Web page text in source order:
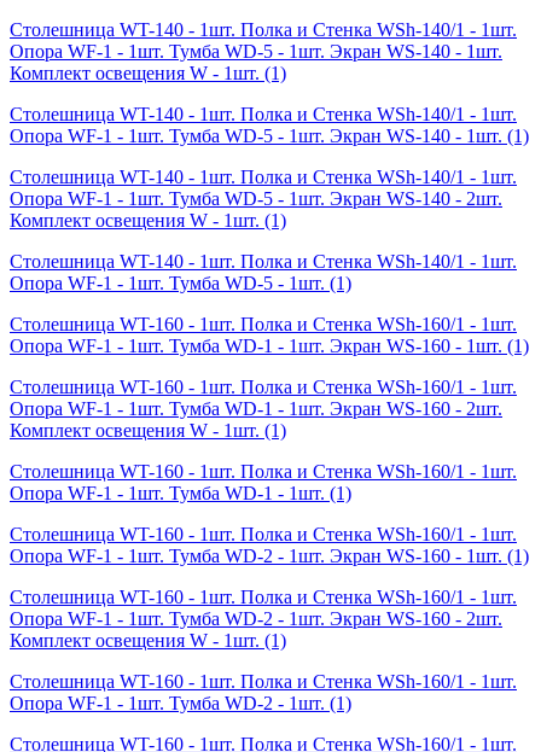
Столешница WT-140 - 1шт. Полка и Стенка WSh-140/1 - 1шт.
Опора WF-1 - 1шт. Тумба WD-5 - 1шт. Экран WS-140 - 1шт.
Комплект освещения W - 1шт. (1)
Столешница WT-140 - 1шт. Полка и Стенка WSh-140/1 - 1шт.
Опора WF-1 - 1шт. Тумба WD-5 - 1шт. Экран WS-140 - 1шт. (1)
Столешница WT-140 - 1шт. Полка и Стенка WSh-140/1 - 1шт.
Опора WF-1 - 1шт. Тумба WD-5 - 1шт. Экран WS-140 - 2шт.
Комплект освещения W - 1шт. (1)
Столешница WT-140 - 1шт. Полка и Стенка WSh-140/1 - 1шт.
Опора WF-1 - 1шт. Тумба WD-5 - 1шт. (1)
Столешница WT-160 - 1шт. Полка и Стенка WSh-160/1 - 1шт.
Опора WF-1 - 1шт. Тумба WD-1 - 1шт. Экран WS-160 - 1шт. (1)
Столешница WT-160 - 1шт. Полка и Стенка WSh-160/1 - 1шт.
Опора WF-1 - 1шт. Тумба WD-1 - 1шт. Экран WS-160 - 2шт.
Комплект освещения W - 1шт. (1)
Столешница WT-160 - 1шт. Полка и Стенка WSh-160/1 - 1шт.
Опора WF-1 - 1шт. Тумба WD-1 - 1шт. (1)
Столешница WT-160 - 1шт. Полка и Стенка WSh-160/1 - 1шт.
Опора WF-1 - 1шт. Тумба WD-2 - 1шт. Экран WS-160 - 1шт. (1)
Столешница WT-160 - 1шт. Полка и Стенка WSh-160/1 - 1шт.
Опора WF-1 - 1шт. Тумба WD-2 - 1шт. Экран WS-160 - 2шт.
Комплект освещения W - 1шт. (1)
Столешница WT-160 - 1шт. Полка и Стенка WSh-160/1 - 1шт.
Опора WF-1 - 1шт. Тумба WD-2 - 1шт. (1)
Столешница WT-160 - 1шт. Полка и Стенка WSh-160/1 - 1шт.